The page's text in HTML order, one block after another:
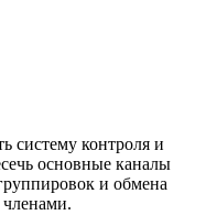
систему контроля и
основные каналы
и обмена